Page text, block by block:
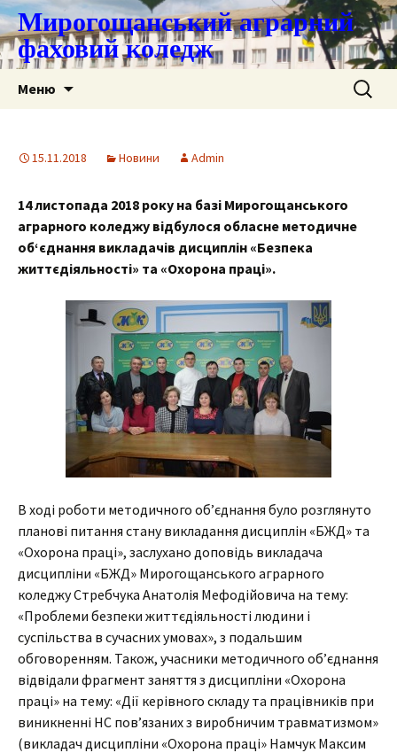
Мирогощанський аграрний
фаховий коледж
Меню Пошук:
15.11.2018 Новини Admin
14листопада 2018 року на базі Мирогощанського
аграрного коледжу відбулося обласне методичне
об‘єднання викладачів дисциплін «Безпека
життєдіяльності» та «Охорона праці».
В ході роботи методичного об’єднання було розглянуто
планові питання стану викладання дисциплін «БЖД» та
«Охорона праці», заслухано доповідь викладача
дисципліни «БЖД» Мирогощанського аграрного
коледжу Стребчука Анатолія Мефодійовича на тему:
«Проблеми безпеки життєдіяльності людини і
суспільства в сучасних умовах», з подальшим
обговоренням. Також, учасники методичного об’єднання
відвідали фрагмент заняття з дисципліни «Охорона
праці» на тему: «Дії керівного складу та працівників при
виникненні НС пов’язаних з виробничим травматизмом»
(викладач дисципліни «Охорона праці» Намчук Максим